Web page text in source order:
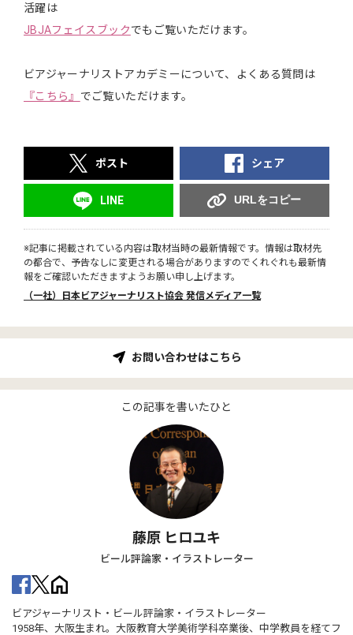
活躍は
JBJAフェイスブックでもご覧いただけます。
ビアジャーナリストアカデミーについて、よくある質問は
『こちら』 でご覧いただけます。
ポスト シェア
LINE URLをコピー
※記事に掲載されている内容は取材当時の最新情報です。情報は取材先
の都合で、予告なしに変更される場合がありますのでくれぐれも最新情
報をご確認いただきますようお願い申し上げます。
（一社）日本ビアジャーナリスト協会 発信メディア一覧
お問い合わせはこちら
この記事を書いたひと
藤原 ヒロユキ
ビール評論家・イラストレーター
ビアジャーナリスト・ビール評論家・イラストレーター
1958年、大阪生まれ。大阪教育大学美術学科卒業後、中学教員を経てフ